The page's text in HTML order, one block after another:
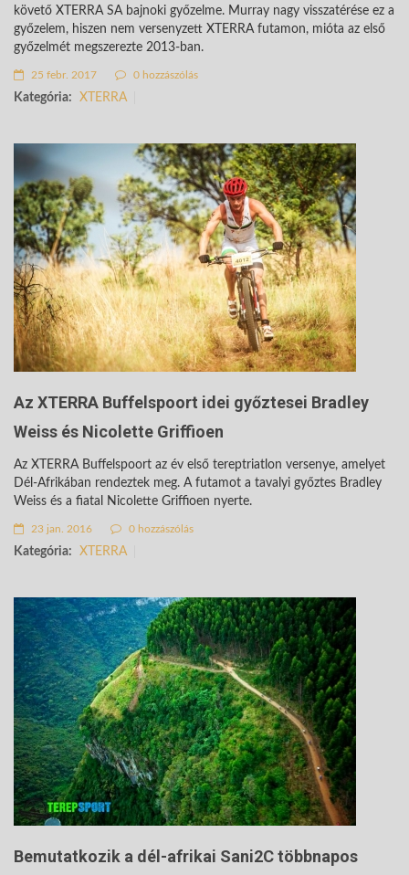
követő XTERRA SA bajnoki győzelme. Murray nagy visszatérése ez a
győzelem, hiszen nem versenyzett XTERRA futamon, mióta az első
győzelmét megszerezte 2013-ban.
25 febr. 2017 0 hozzászólás
Kategória: XTERRA
Az XTERRA Buffelspoort idei győztesei Bradley
Weiss és Nicolette Griffioen
Az XTERRA Buffelspoort az év első tereptriatlon versenye, amelyet
Dél-Afrikában rendeztek meg. A futamot a tavalyi győztes Bradley
Weiss és a fiatal Nicolette Griffioen nyerte.
23 jan. 2016 0 hozzászólás
Kategória: XTERRA
Bemutatkozik a dél-afrikai Sani2C többnapos